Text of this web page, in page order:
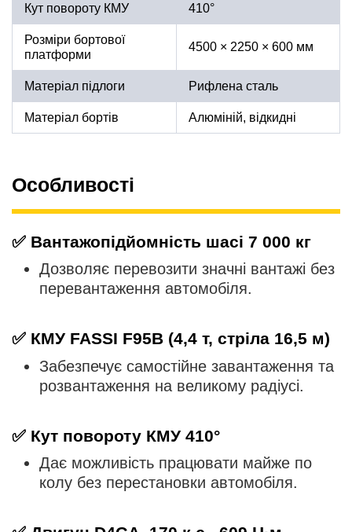
Кут повороту КМУ 410°
Розміри бортової
платформи
4500 × 2250 × 600 мм
Матеріал підлоги Рифлена сталь
Матеріал бортів Алюміній, відкидні
Особливості
✅ Вантажопідйомність шасі 7 000 кг
Дозволяє перевозити значні вантажі без
перевантаження автомобіля.
✅ КМУ FASSI F95B (4,4 т, стріла 16,5 м)
Забезпечує самостійне завантаження та
розвантаження на великому радіусі.
✅ Кут повороту КМУ 410°
Дає можливість працювати майже по
колу без перестановки автомобіля.